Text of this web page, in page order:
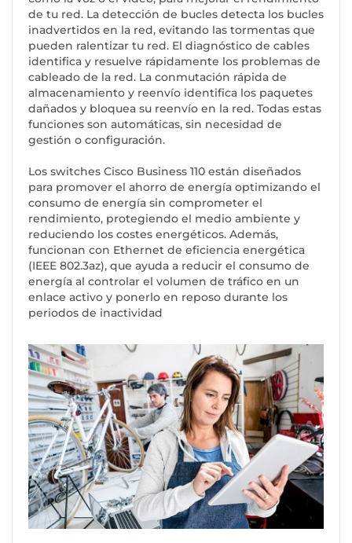
de tu red. La detección de bucles detecta los bucles
inadvertidos en la red, evitando las tormentas que
pueden ralentizar tu red. El diagnóstico de cables
identifica y resuelve rápidamente los problemas de
cableado de la red. La conmutación rápida de
almacenamiento y reenvío identifica los paquetes
dañados y bloquea su reenvío en la red. Todas estas
funciones son automáticas, sin necesidad de
gestión o configuración.
Los switches Cisco Business 110 están diseñados
para promover el ahorro de energía optimizando el
consumo de energía sin comprometer el
rendimiento, protegiendo el medio ambiente y
reduciendo los costes energéticos. Además,
funcionan con Ethernet de eficiencia energética
(IEEE 802.3az), que ayuda a reducir el consumo de
energía al controlar el volumen de tráfico en un
enlace activo y ponerlo en reposo durante los
periodos de inactividad